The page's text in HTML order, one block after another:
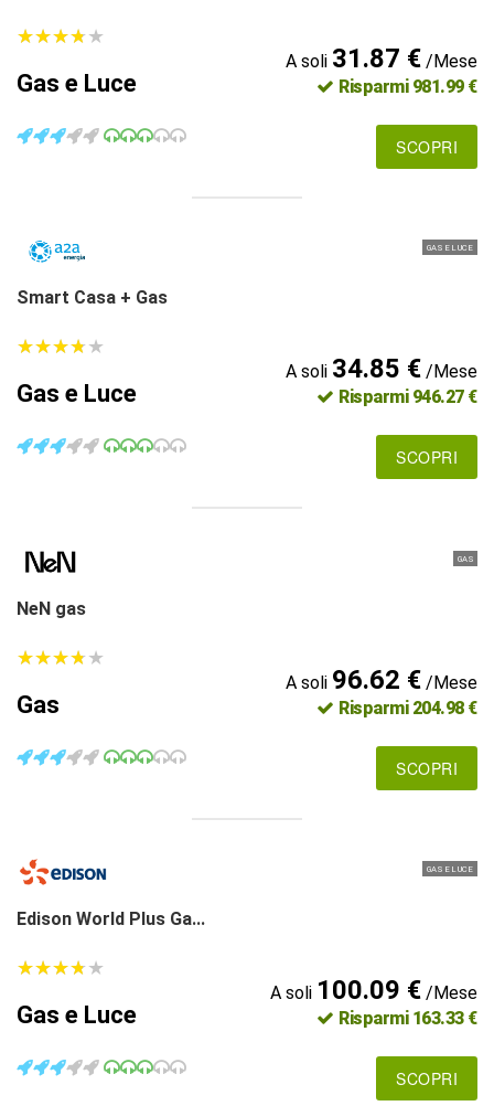
★★★★★
★★★★★
Gas e Luce
A soli 31.87 €/Mese
Risparmi 981.99 €
SCOPRI
GAS E LUCE
Smart Casa + Gas
★★★★★
★★★★★
Gas e Luce
A soli 34.85 €/Mese
Risparmi 946.27 €
SCOPRI
GAS
NeN gas
★★★★★
★★★★★
Gas
A soli 96.62 €/Mese
Risparmi 204.98 €
SCOPRI
GAS E LUCE
Edison World Plus Ga...
★★★★★
★★★★★
Gas e Luce
A soli 100.09 €/Mese
Risparmi 163.33 €
SCOPRI